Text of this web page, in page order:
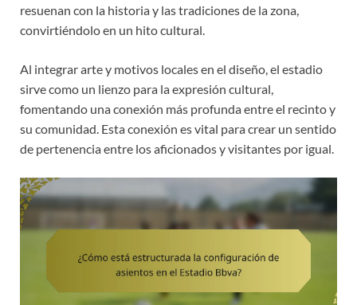
resuenan con la historia y las tradiciones de la zona,
convirtiéndolo en un hito cultural.
Al integrar arte y motivos locales en el diseño, el estadio
sirve como un lienzo para la expresión cultural,
fomentando una conexión más profunda entre el recinto y
su comunidad. Esta conexión es vital para crear un sentido
de pertenencia entre los aficionados y visitantes por igual.